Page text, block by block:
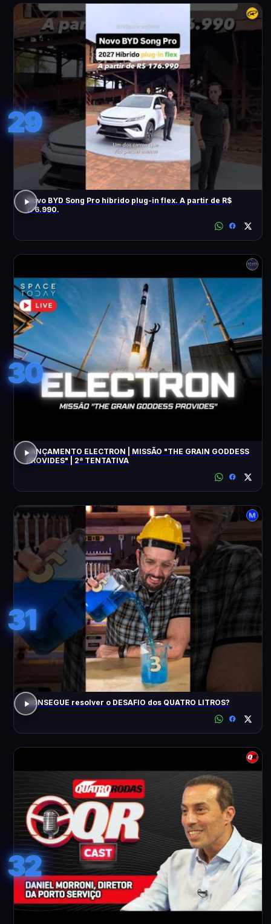
29
Novo BYD Song Pro híbrido plug-in flex. A partir de R$
176.990.
30
LANÇAMENTO ELECTRON | MISSÃO "THE GRAIN GODDESS
PROVIDES" | 2ª TENTATIVA
31
CONSEGUE resolver o DESAFIO dos QUATRO LITROS?
32